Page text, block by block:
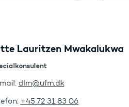
Lauritzen Mwakalukwa
dlm@ufm.dk
+45 72 31 83 06